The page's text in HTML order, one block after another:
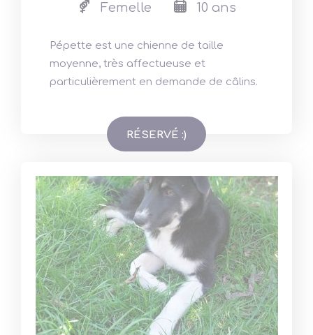
Femelle 10 ans
Pépette est une chienne de taille
moyenne, très affectueuse et
particulièrement en demande de câlins.